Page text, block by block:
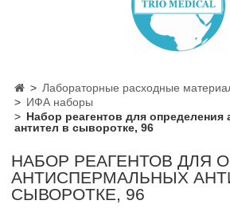
Лабораторные расходные
ИФА наборы
Набор реагентов для определения
антител в сыворотке, 96
НАБОР РЕАГЕНТОВ ДЛЯ
АНТИСПЕРМАЛЬНЫХ
СЫВОРОТКЕ, 96